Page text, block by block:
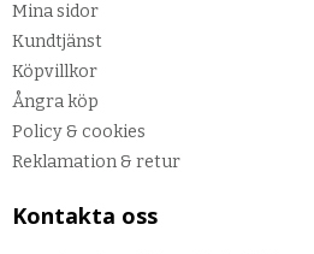
Mina sidor
Kundtjänst
Köpvillkor
Ångra köp
Policy & cookies
Reklamation & retur
Kontakta oss